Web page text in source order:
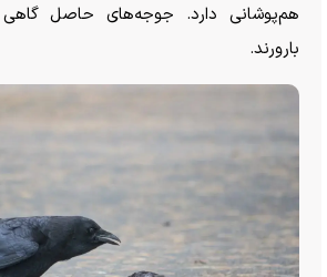
هم‌پوشانی دارد. جوجه‌های حاصل
بارورند.